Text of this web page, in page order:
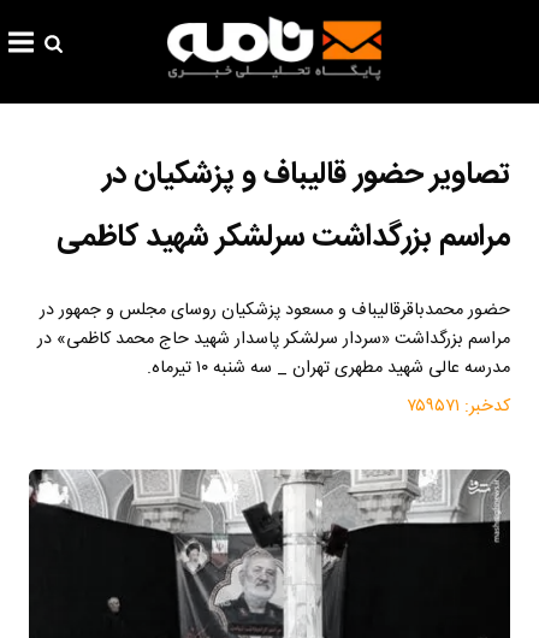
تصاویر حضور قالیباف و پزشکیان در
مراسم بزرگداشت سرلشکر شهید کاظمی
حضور محمدباقرقالیباف و مسعود پزشکیان روسای مجلس و جمهور در
مراسم بزرگداشت «سردار سرلشکر پاسدار شهید حاج محمد کاظمی» در
مدرسه عالی شهید مطهری تهران _ سه شنبه ۱۰ تیرماه.
کدخبر: ۷۵۹۵۷۱